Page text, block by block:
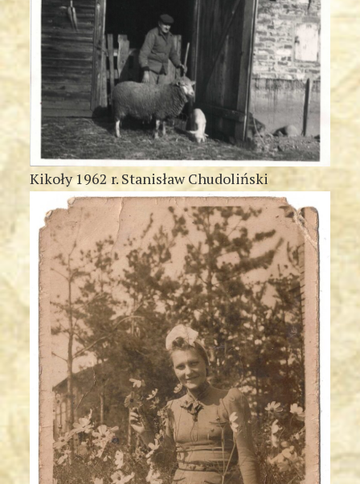
Kikoły 1962 r. Stanisław Chudoliński